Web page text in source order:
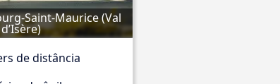
Saint-Maurice (Val
d’Isère)
de distância